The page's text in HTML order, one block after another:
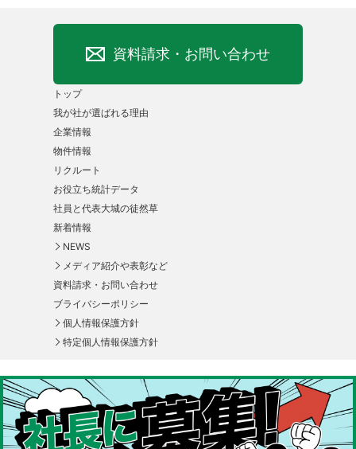
資料請求・お問い合わせ
トップ
我が社が選ばれる理由
企業情報
物件情報
リクルート
お役立ち統計データ
社員と代表大城の徒然草
新着情報
NEWS
メディア紹介や表彰など
資料請求・お問い合わせ
ブライバシーポリシー
個人情報保護方針
特定個人情報保護方針